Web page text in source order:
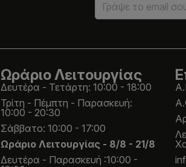
Ωράριο Λειτουργίας
Δευτέρα - Τετάρτη: 10:00 - 18:00
Τρίτη - Πέμπτη - Παρασκευή:
10:00 - 20:30
Σάββατο: 10:00 - 17:00
Ωράριο Λειτουργίας - 8/8 - 21/8
Δευτέρα - Παρασκευή :10:00 -